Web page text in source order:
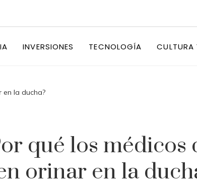
INVERSIONES TECNOLOGÍA
en la ducha?
qué los médicos
orinar en la